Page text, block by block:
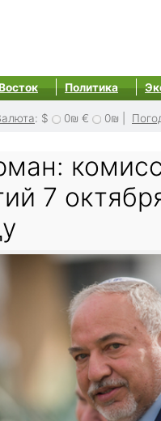
Политика
: $ 0₪ € 0₪
7